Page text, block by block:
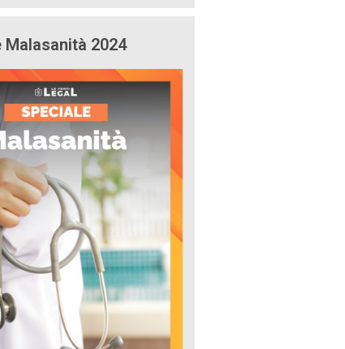
Malasanità 2024